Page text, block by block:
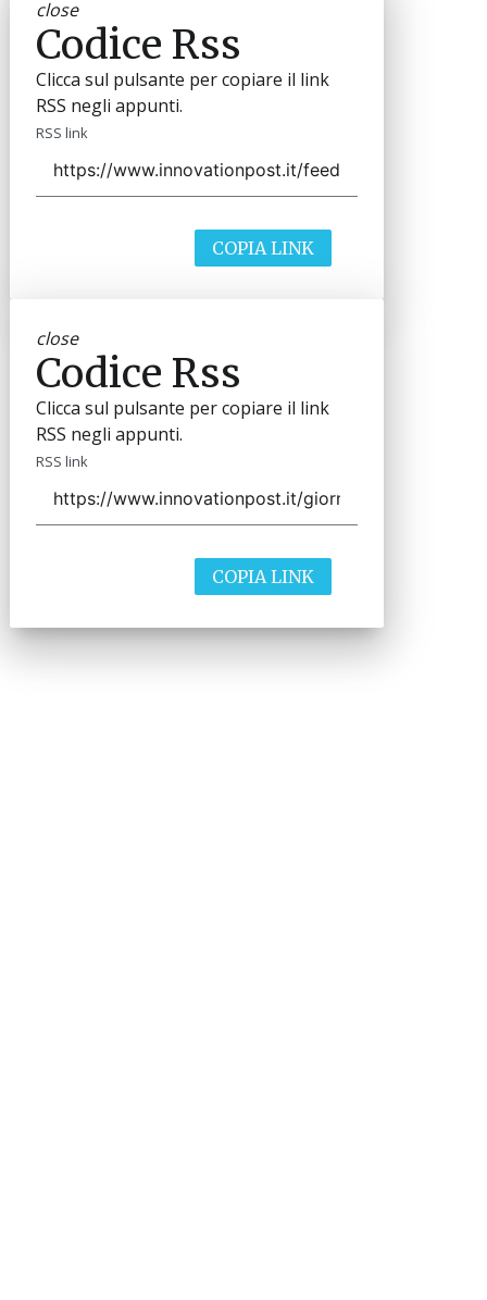
close
Codice Rss
Clicca sul pulsante per copiare il link
RSS negli appunti.
RSS link
COPIA LINK
close
Codice Rss
Clicca sul pulsante per copiare il link
RSS negli appunti.
RSS link
COPIA LINK